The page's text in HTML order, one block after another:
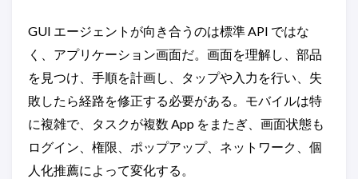
GUI エージェントが向き合うのは標準 API ではな
く、アプリケーション画面だ。画面を理解し、部品
を見つけ、手順を計画し、タップや入力を行い、失
敗したら経路を修正する必要がある。モバイルは特
に複雑で、タスクが複数 App をまたぎ、画面状態も
ログイン、権限、ポップアップ、ネットワーク、個
人化推薦によって変化する。